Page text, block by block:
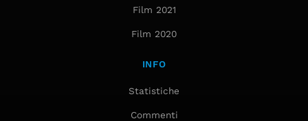
Film 2021
Film 2020
INFO
Statistiche
Commenti